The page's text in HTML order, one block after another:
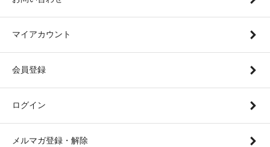
マイアカウント
会員登録
ログイン
メルマガ登録・解除